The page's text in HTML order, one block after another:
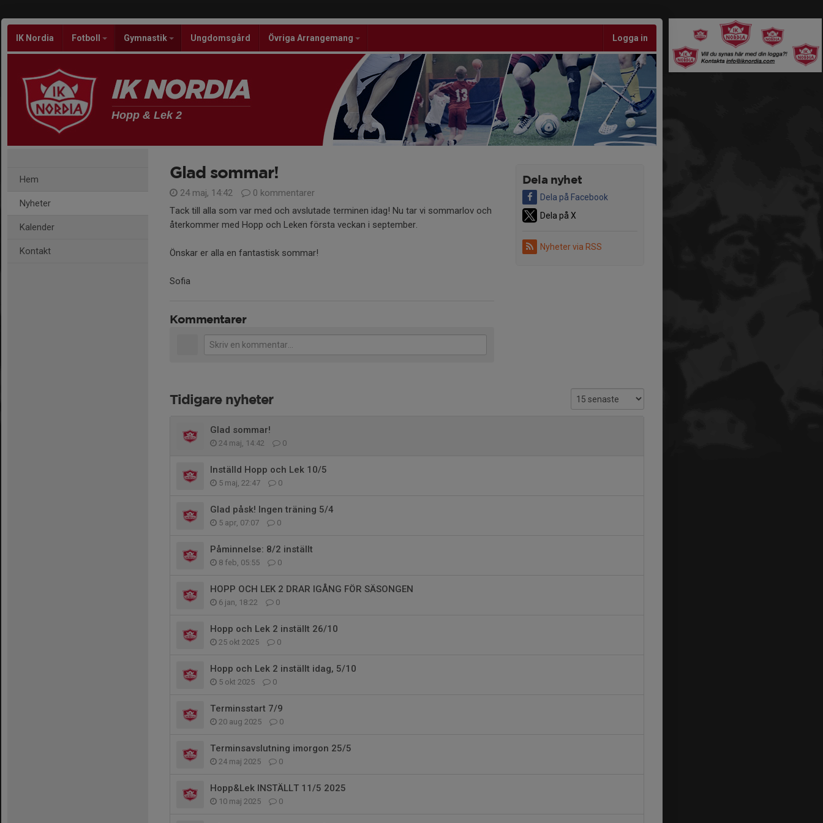
IK Nordia Fotboll Gymnastik Ungdomsgård Övriga Arrangemang Logga in
Hopp & Lek 2
Hem
Nyheter
Kalender
Kontakt
Dela nyhet
Dela på Facebook
Dela på X
Nyheter via RSS
Glad sommar!
24 maj, 14:42
0 kommentarer
Tack till alla som var med och avslutade terminen idag! Nu tar vi sommarlov och
återkommer med Hopp och Leken första veckan i september.
Önskar er alla en fantastisk sommar!
Sofia
Kommentarer
Tidigare nyheter
Glad sommar!
24 maj, 14:42 0
Inställd Hopp och Lek 10/5
5 maj, 22:47 0
Glad påsk! Ingen träning 5/4
5 apr, 07:07 0
Påminnelse: 8/2 inställt
8 feb, 05:55 0
HOPP OCH LEK 2 DRAR IGÅNG FÖR SÄSONGEN
6 jan, 18:22 0
Hopp och Lek 2 inställt 26/10
25 okt 2025 0
Hopp och Lek 2 inställt idag, 5/10
5 okt 2025 0
Terminsstart 7/9
20 aug 2025 0
Terminsavslutning imorgon 25/5
24 maj 2025 0
Hopp&Lek INSTÄLLT 11/5 2025
10 maj 2025 0